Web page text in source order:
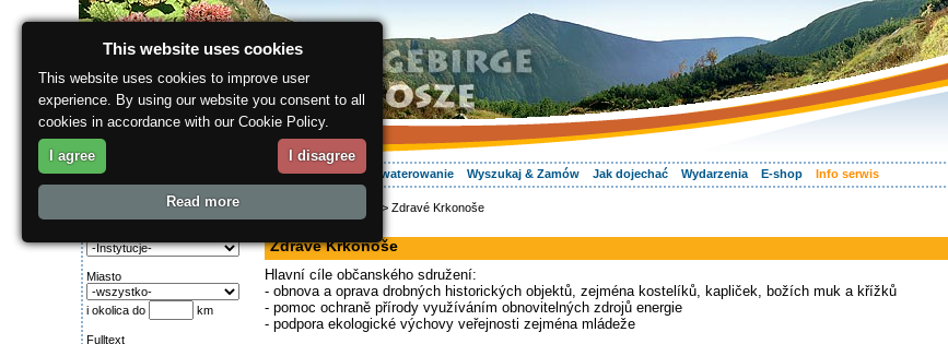
O regionie Wasz urlop Zakwaterowanie Wyszukaj & Zamów Jak dojechać Wydarzenia E-shop Info serwis
Wyszukiwanie:
Miasto
i okolica do km
Fulltext
> Zdravé Krkonoše
Zdravé Krkonoše
Hlavní cíle občanského sdružení:
- obnova a oprava drobných historických objektů, zejména kostelíků, kapliček, božích muk a křížků
- pomoc ochraně přírody využíváním obnovitelných zdrojů energie
- podpora ekologické výchovy veřejnosti zejména mládeže
This website uses cookies
This website uses cookies to improve user
experience. By using our website you consent to all
cookies in accordance with our Cookie Policy.
I agree I disagree
Read more